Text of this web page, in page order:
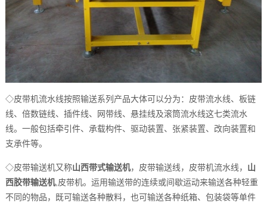
◇皮带机流水线按照输送系列产品大体可以分为：皮带流水线、板链
线、倍数链线、插件线、网带线、悬挂线及滚筒流水线这七类流水
线。一般包括牵引件、承载构件、驱动装置、张紧装置、改向装置和
支承件等。
◇皮带输送机又称山西带式输送机，皮带输送线，皮带机流水线， 山
西胶带输送机,皮带机。运用输送带的连续或间歇运动来输送各种轻重
不同的物品，既可输送各种散料，也可输送各种纸箱、包装袋等单件